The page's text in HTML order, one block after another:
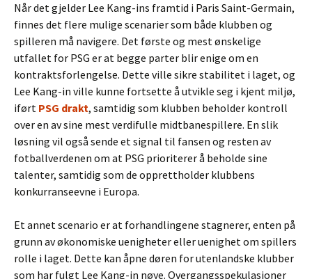
Når det gjelder Lee Kang-ins framtid i Paris Saint-Germain,
finnes det flere mulige scenarier som både klubben og
spilleren må navigere. Det første og mest ønskelige
utfallet for PSG er at begge parter blir enige om en
kontraktsforlengelse. Dette ville sikre stabilitet i laget, og
Lee Kang-in ville kunne fortsette å utvikle seg i kjent miljø,
iført PSG drakt, samtidig som klubben beholder kontroll
over en av sine mest verdifulle midtbanespillere. En slik
løsning vil også sende et signal til fansen og resten av
fotballverdenen om at PSG prioriterer å beholde sine
talenter, samtidig som de opprettholder klubbens
konkurranseevne i Europa.
Et annet scenario er at forhandlingene stagnerer, enten på
grunn av økonomiske uenigheter eller uenighet om spillers
rolle i laget. Dette kan åpne døren for utenlandske klubber
som har fulgt Lee Kang-in nøye. Overgangsspekulasjoner